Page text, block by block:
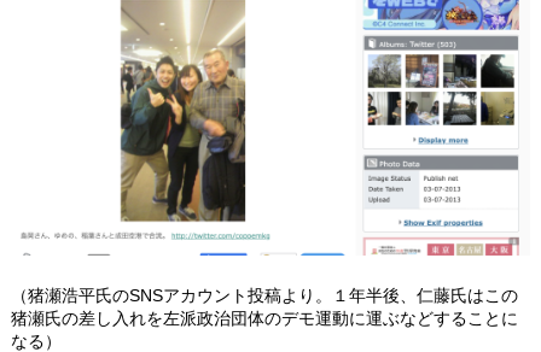
（猪瀬浩平氏のSNSアカウント投稿より。１年半後、仁藤氏はこの
猪瀬氏の差し入れを左派政治団体のデモ運動に運ぶなどすることに
なる）